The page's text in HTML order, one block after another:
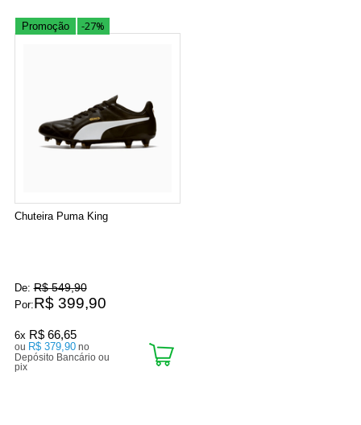
Promoção -27%
Chuteira Puma King
De: R$ 549,90
Por:R$ 399,90
6x R$ 66,65
ou R$ 379,90 no
Depósito Bancário ou
pix